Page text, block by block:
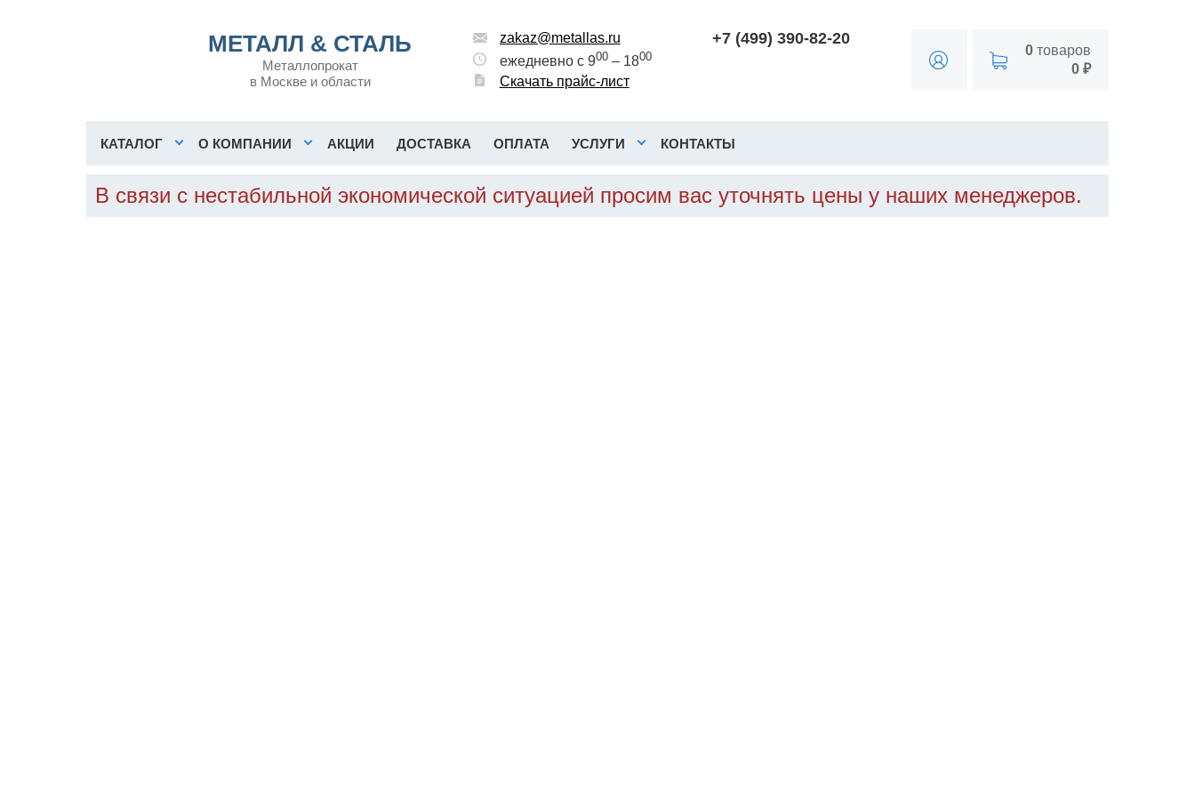
МЕТАЛЛ & СТАЛЬ
Металлопрокат
в Москве и области
zakaz@metallas.ru
ежедневно с 900– 1800
Скачать прайс-лист
+7 (499) 390-82-20
0товаров
0 ₽
КАТАЛОГ О КОМПАНИИ АКЦИИ ДОСТАВКА ОПЛАТА УСЛУГИ КОНТАКТЫ
В связи с нестабильной экономической ситуацией просим вас уточнять цены у наших менеджеров.